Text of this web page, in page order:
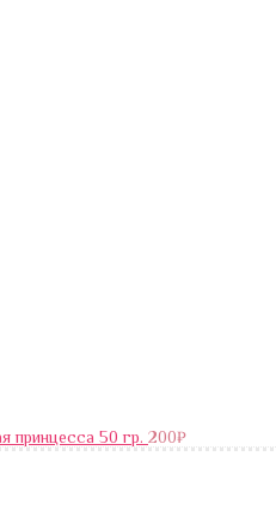
принцесса 50 гр. 200₽